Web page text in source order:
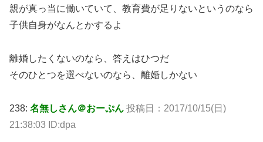
親が真っ当に働いていて、教育費が足りないというのなら
子供自身がなんとかするよ
離婚したくないのなら、答えはひつだ
そのひとつを選べないのなら、離婚しかない
238: 名無しさん＠おーぷん 投稿日：2017/10/15(日)
21:38:03 ID:dpa